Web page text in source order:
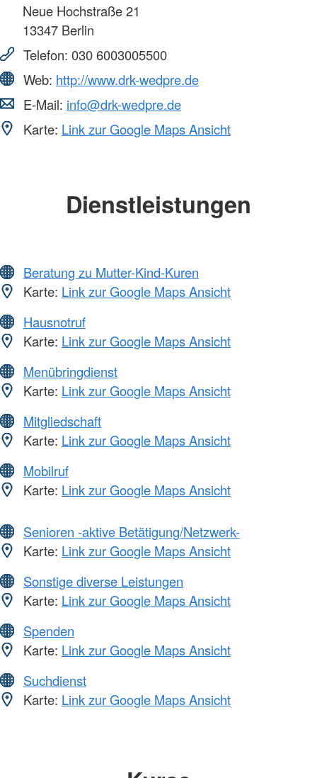
Neue Hochstraße 21
13347 Berlin
Telefon: 030 6003005500
Web: http://www.drk-wedpre.de
E-Mail: info@drk-wedpre.de
Karte: Link zur Google Maps Ansicht
Dienstleistungen
Beratung zu Mutter-Kind-Kuren
Karte: Link zur Google Maps Ansicht
Hausnotruf
Karte: Link zur Google Maps Ansicht
Menübringdienst
Karte: Link zur Google Maps Ansicht
Mitgliedschaft
Karte: Link zur Google Maps Ansicht
Mobilruf
Karte: Link zur Google Maps Ansicht
Senioren -aktive Betätigung/Netzwerk-
Karte: Link zur Google Maps Ansicht
Sonstige diverse Leistungen
Karte: Link zur Google Maps Ansicht
Spenden
Karte: Link zur Google Maps Ansicht
Suchdienst
Karte: Link zur Google Maps Ansicht